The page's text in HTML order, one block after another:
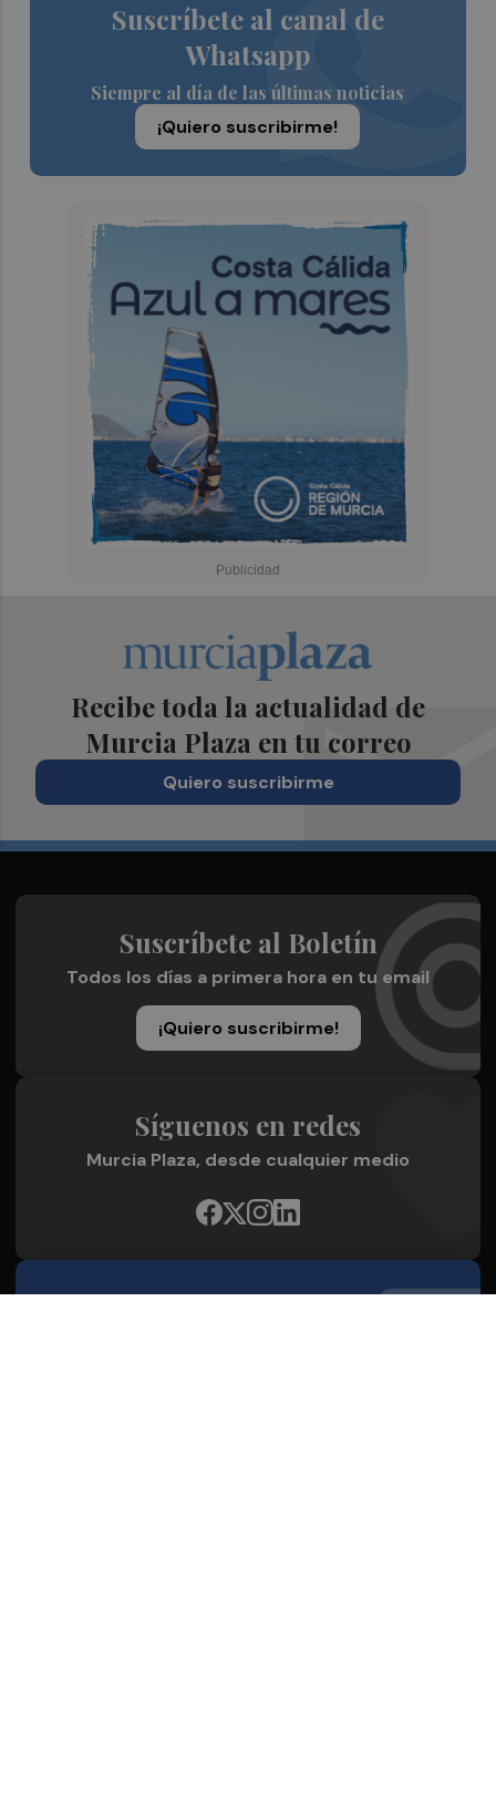
Suscríbete al canal de
Whatsapp
Siempre al día de las últimas noticias
¡Quiero suscribirme!
Recibe toda la actualidad de
Murcia Plaza en tu correo
Quiero suscribirme
Suscríbete al Boletín
Todos los días a primera hora en tu email
¡Quiero suscribirme!
Síguenos en redes
Murcia Plaza, desde cualquier medio